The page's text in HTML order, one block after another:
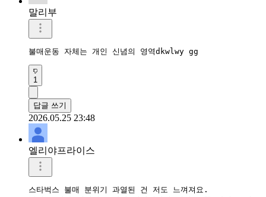
말리부
불매운동 자체는 개인 신념의 영역dkwlwy gg
1
답글 쓰기
2026.05.25 23:48
엘리야프라이스
스타벅스 불매 분위기 과열된 건 저도 느껴져요.